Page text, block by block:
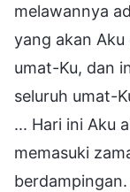
melawannya
yang akan
umat-Ku, dan
seluruh umat-
... Hari ini Aku
memasuki